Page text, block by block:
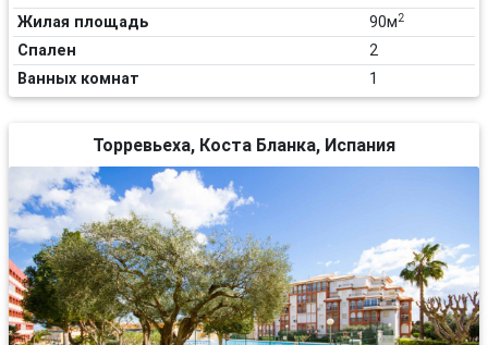
Жилая площадь 90м2
Спален
2
Ванных комнат
1
Торревьеха, Коста Бланка, Испания